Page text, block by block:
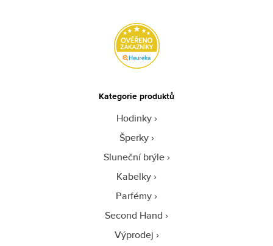
Kategorie produktů
Hodinky
Šperky
Sluneční brýle
Kabelky
Parfémy
Second Hand
Výprodej